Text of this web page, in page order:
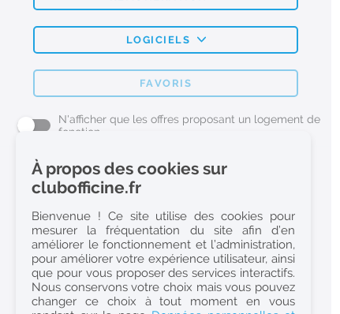
LOGICIELS
FAVORIS
N'afficher que les offres proposant un logement de
fonction
L'emploi Pharmacie par métier
Pharmacien (H/F)
Préparateur en Pharmacie (H/F)
Etudiant en Pharmacie (H/F)
Etudiant en Pharmacie 6e année validée (H/F)
Conseiller Dermo Cosmetique - Esthéticienne (H/F)
À propos des cookies sur
clubofficine.fr
Bienvenue ! Ce site utilise des cookies pour
mesurer la fréquentation du site afin d’en
améliorer le fonctionnement et l’administration,
pour améliorer votre expérience utilisateur, ainsi
que pour vous proposer des services interactifs.
Nous conservons votre choix mais vous pouvez
changer ce choix à tout moment en vous